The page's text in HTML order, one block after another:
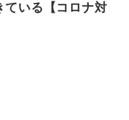
ている【コロナ対